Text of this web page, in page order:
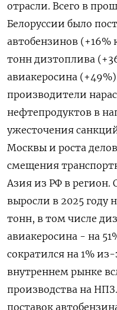
отрасли. Всего в
Белоруссии было
автобензинов
тонн дизтоплива
авиакеросина
производители
нефтепродуктов в
ужесточения
Москвы и роста
смещения
Азия из РФ в регион.
выросли в 2025 году
тонн, в том числе
авиакеросина - на
сократился на 1%
внутреннем рынке
производства на
поставок